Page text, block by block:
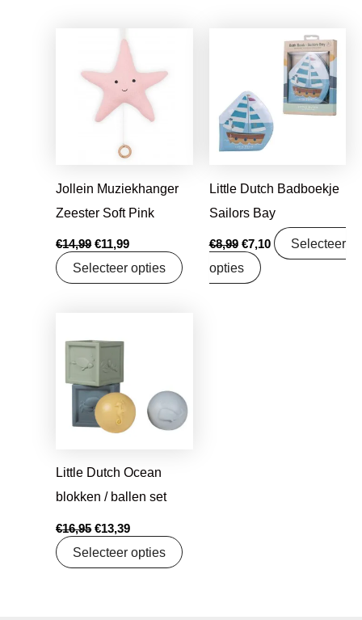
Jollein Muziekhanger
Zeester Soft Pink
€14,99
was:
€14,99.
€11,99
prijs
is:
€11,99.
Selecteer opties
Little Dutch Badboekje
Sailors Bay
€8,99
Oorspronkelijke
€7,10
Huidige
prijs
€7,10.
Selecteer
opties
Little Dutch Ocean
blokken / ballen set
€16,95
was:
€16,95.
€13,39
Selecteer opties